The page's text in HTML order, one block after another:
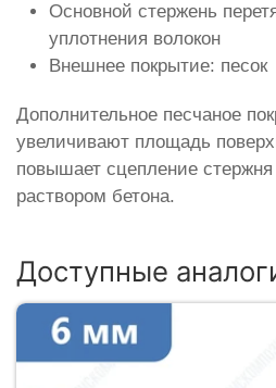
Основной стержень
уплотнения волокон
Внешнее покрытие: песок
Дополнительное песчаное
увеличивают площадь
повышает сцепление
раствором бетона.
Доступные